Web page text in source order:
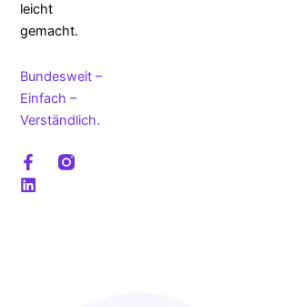
leicht
gemacht.
Bundesweit –
Einfach –
Verständlich.
F
a
c
L
i
n